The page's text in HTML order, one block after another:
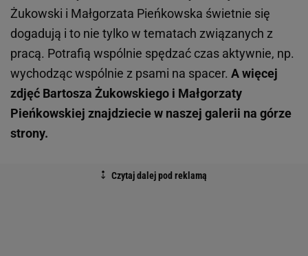
Żukowski i Małgorzata Pieńkowska świetnie się
dogadują i to nie tylko w tematach związanych z
pracą. Potrafią wspólnie spędzać czas aktywnie, np.
wychodząc wspólnie z psami na spacer. A więcej
zdjęć Bartosza Żukowskiego i Małgorzaty
Pieńkowskiej znajdziecie w naszej galerii na górze
strony.